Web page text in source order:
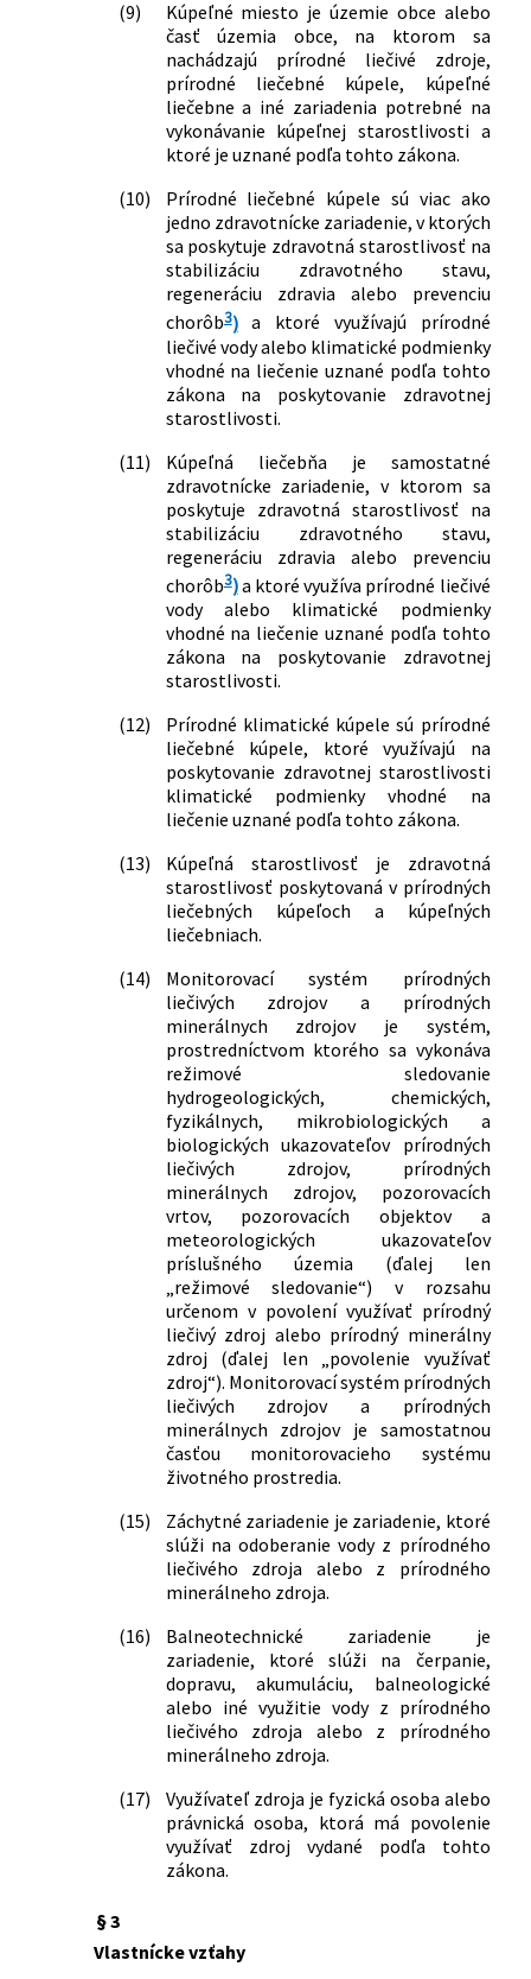
materiálno-technické a personálne
vybavenie prírodných liečebných
kúpeľov a kúpeľných liečební a
ustanovujú indikácie podľa prírodných
liečivých vôd a klimatických podmienok
vhodných na liečenie v znení vyhlášky č.
342/2010 Z. z.
177/2013 Z. z.
Vyhláška Ministerstva zdravotníctva
Slovenskej republiky, ktorou sa mení
vyhláška Ministerstva zdravotníctva
Slovenskej republiky č. 27/2006 Z. z.,
ktorou sa ustanovuje spôsob platby
úhrady za odber vody z prírodného
liečivého zdroja alebo z prírodného
minerálneho zdroja a sadzby úhrad v
znení vyhlášky č. 541/2008 Z. z.
181/2016 Z. z.
Vyhláška Ministerstva zdravotníctva
Slovenskej republiky, ktorou sa
ustanovujú ochranné pásma
prírodného liečivého zdroja v Oravskej
Polhore a druhy zakázaných činností v
ochranných pásmach prírodného
liečivého zdroja v Oravskej Polhore
327/2016 Z. z.
Nariadenie vlády Slovenskej republiky,
ktorým sa uznáva kúpeľné miesto
Červený Kláštor a vydáva Štatút
kúpeľného miesta Červený Kláštor
251/2017 Z. z.
Vyhláška Ministerstva zdravotníctva
Slovenskej republiky, ktorou sa
ustanovujú ochranné pásma
prírodného liečivého zdroja v
Červenom Kláštore a druhy zakázaných
prírodného liečivého zdroja v
Červenom Kláštore
325/2017 Z. z.
Vyhláška Ministerstva zdravotníctva
Slovenskej republiky, ktorou sa
ustanovujú ochranné pásma
prírodného minerálneho zdroja v
Kamienke a druhy zakázaných činností
v ochranných pásmach prírodného
minerálneho zdroja v Kamienke
265/2018 Z. z.
Vyhláška Ministerstva zdravotníctva
Slovenskej republiky, ktorou sa mení a
dopĺňa vyhláška Ministerstva
zdravotníctva Slovenskej republiky č.
341/2010 Z. z., ktorou sa ustanovujú
ochranné pásma prírodných liečivých
zdrojov a prírodných minerálnych
zdrojov v Martine a druhy zakázaných
činností v ochranných pásmach
prírodných liečivých zdrojov a
prírodných minerálnych zdrojov v
Martine
337/2018 Z. z.
Vyhláška Ministerstva zdravotníctva
Slovenskej republiky, ktorou sa mení
vyhláška Ministerstva zdravotníctva
Slovenskej republiky č. 101/2006 Z. z.,
ktorou sa ustanovuje minimálne
materiálno-technické a personálne
vybavenie prírodných liečebných
kúpeľov a kúpeľných liečební a
ustanovujú indikácie podľa prírodných
liečivých vôd a klimatických podmienok
vhodných na liečenie v znení neskorších
predpisov
114/2019 Z. z.
Vyhláška Ministerstva zdravotníctva
Slovenskej republiky, ktorou sa
minerálnych zdrojov s označením vrt
LH-2A, vrt LH-3, vrt LH-4 a vrt LH-5 v
Legnave a druhy zakázaných činností v
LH-2A, vrt LH-3, vrt LH-4 a vrt LH-5 v
Legnave
(9)
Kúpeľné miesto je územie obce alebo
časť územia obce, na ktorom sa
nachádzajú prírodné liečivé zdroje,
prírodné liečebné kúpele, kúpeľné
liečebne a iné zariadenia potrebné na
vykonávanie kúpeľnej starostlivosti a
ktoré je uznané podľa tohto zákona.
(10)
Prírodné liečebné kúpele sú viac ako
jedno zdravotnícke zariadenie, v ktorých
sa poskytuje zdravotná starostlivosť na
stabilizáciu zdravotného stavu,
regeneráciu zdravia alebo prevenciu
chorôb3)a ktoré využívajú prírodné
liečivé vody alebo klimatické podmienky
vhodné na liečenie uznané podľa tohto
zákona na poskytovanie zdravotnej
starostlivosti.
(11)
Kúpeľná liečebňa je samostatné
zdravotnícke zariadenie, v ktorom sa
poskytuje zdravotná starostlivosť na
stabilizáciu zdravotného stavu,
regeneráciu zdravia alebo prevenciu
chorôb3)a ktoré využíva prírodné liečivé
vody alebo klimatické podmienky
vhodné na liečenie uznané podľa tohto
zákona na poskytovanie zdravotnej
starostlivosti.
(12)
Prírodné klimatické kúpele sú prírodné
liečebné kúpele, ktoré využívajú na
poskytovanie zdravotnej starostlivosti
klimatické podmienky vhodné na
liečenie uznané podľa tohto zákona.
(13)
Kúpeľná starostlivosť je zdravotná
starostlivosť poskytovaná v prírodných
liečebných kúpeľoch a kúpeľných
liečebniach.
(14)
Monitorovací systém prírodných
liečivých zdrojov a prírodných
minerálnych zdrojov je systém,
prostredníctvom ktorého sa vykonáva
režimové sledovanie
hydrogeologických, chemických,
fyzikálnych, mikrobiologických a
biologických ukazovateľov prírodných
liečivých zdrojov, prírodných
minerálnych zdrojov, pozorovacích
vrtov, pozorovacích objektov a
meteorologických ukazovateľov
príslušného územia (ďalej len
„režimové sledovanie“) v rozsahu
určenom v povolení využívať prírodný
liečivý zdroj alebo prírodný minerálny
zdroj (ďalej len „povolenie využívať
zdroj“). Monitorovací systém prírodných
liečivých zdrojov a prírodných
minerálnych zdrojov je samostatnou
časťou monitorovacieho systému
životného prostredia.
(15)
Záchytné zariadenie je zariadenie, ktoré
slúži na odoberanie vody z prírodného
liečivého zdroja alebo z prírodného
minerálneho zdroja.
(16)
Balneotechnické zariadenie je
zariadenie, ktoré slúži na čerpanie,
dopravu, akumuláciu, balneologické
alebo iné využitie vody z prírodného
liečivého zdroja alebo z prírodného
minerálneho zdroja.
(17)
Využívateľ zdroja je fyzická osoba alebo
právnická osoba, ktorá má povolenie
využívať zdroj vydané podľa tohto
zákona.
§ 3
Vlastnícke vzťahy